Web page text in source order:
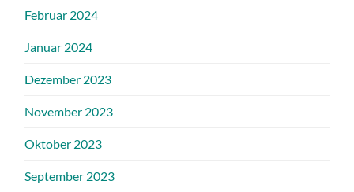
Februar 2024
Januar 2024
Dezember 2023
November 2023
Oktober 2023
September 2023